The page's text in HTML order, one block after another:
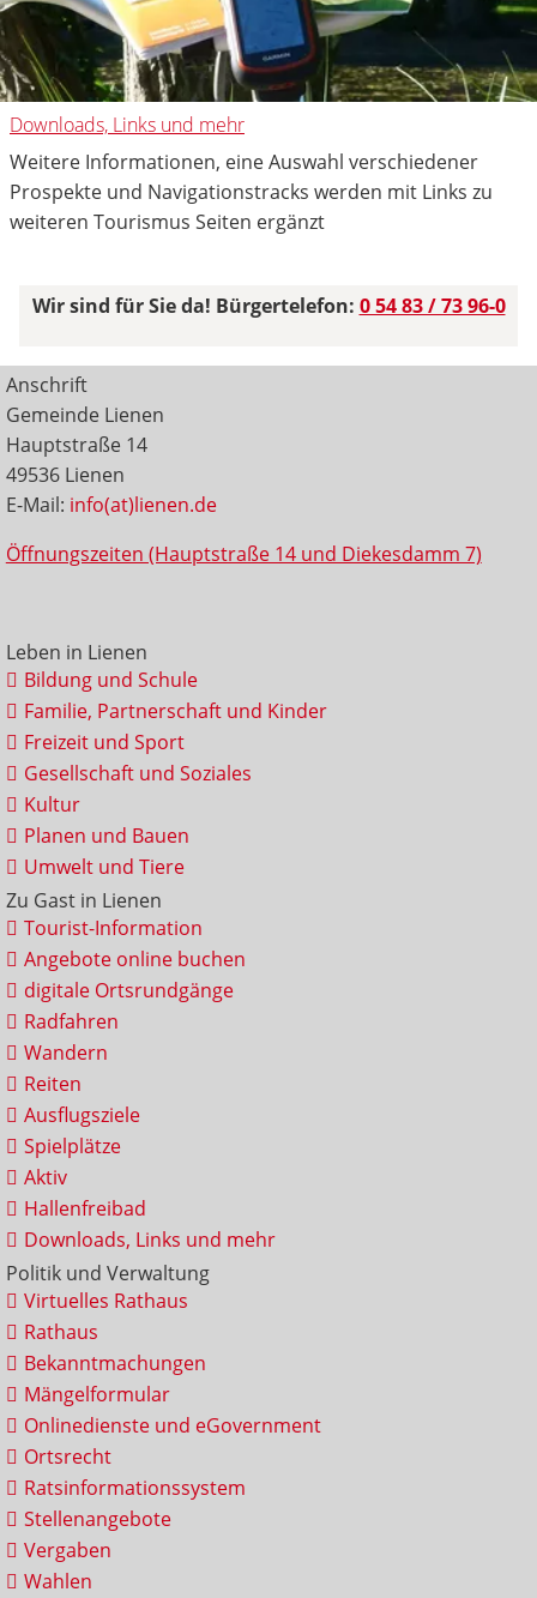
Downloads, Links und mehr
Weitere Informationen, eine Auswahl verschiedener
Prospekte und Navigationstracks werden mit Links zu
weiteren Tourismus Seiten ergänzt
Wir sind für Sie da! Bürgertelefon: 0 54 83 / 73 96-0
Anschrift
Gemeinde Lienen
Hauptstraße 14
49536 Lienen
E-Mail: info(at)lienen.de
Öffnungszeiten (Hauptstraße 14 und Diekesdamm 7)
Leben in Lienen
Bildung und Schule
Familie, Partnerschaft und Kinder
Freizeit und Sport
Gesellschaft und Soziales
Kultur
Planen und Bauen
Umwelt und Tiere
Zu Gast in Lienen
Tourist-Information
Angebote online buchen
digitale Ortsrundgänge
Radfahren
Wandern
Reiten
Ausflugsziele
Spielplätze
Aktiv
Hallenfreibad
Downloads, Links und mehr
Politik und Verwaltung
Virtuelles Rathaus
Rathaus
Bekanntmachungen
Mängelformular
Onlinedienste und eGovernment
Ortsrecht
Ratsinformationssystem
Stellenangebote
Vergaben
Wahlen